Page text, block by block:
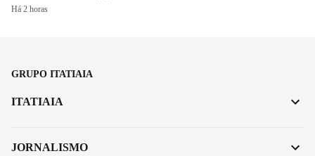
Há 2 horas
GRUPO ITATIAIA
ITATIAIA
JORNALISMO